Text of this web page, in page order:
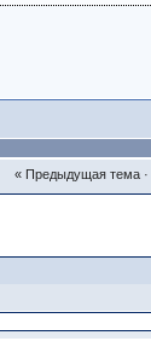
« Предыдущая тема·